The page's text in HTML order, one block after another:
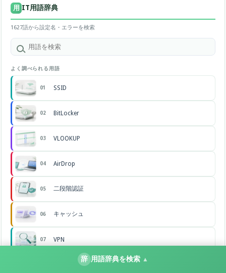
用 IT用語辞典
1627語から設定名・エラーを検索
よく調べられる用語
01 SSID
02 BitLocker
03 VLOOKUP
04 AirDrop
05 二段階認証
06 キャッシュ
07 VPN
パスワード
辞 用語辞典を検索 ▲